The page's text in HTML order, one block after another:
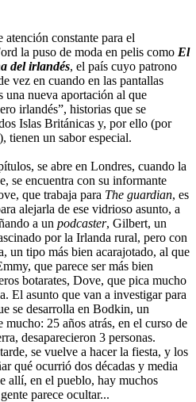
constante para el
la puso de moda en pelis como El
del irlandés, el país cuyo patrono
vez en cuando en las pantallas
una nueva aportación al que
irlandés”, historias que se
Islas Británicas y, por ello (por
tienen un sabor especial.
se abre en Londres, cuando la
se encuentra con su informante
que trabaja para The guardian, es
alejarla de ese vidrioso asunto, a
a un podcaster, Gilbert, un
por la Irlanda rural, pero con
un tipo más bien acarajotado, al que
que parece ser más bien
botarates, Dove, que pica mucho
El asunto que van a investigar para
se desarrolla en Bodkin, un
25 años atrás, en el curso de
desaparecieron 3 personas.
se vuelve a hacer la fiesta, y los
qué ocurrió dos décadas y media
allí, en el pueblo, hay muchos
parece ocultar...